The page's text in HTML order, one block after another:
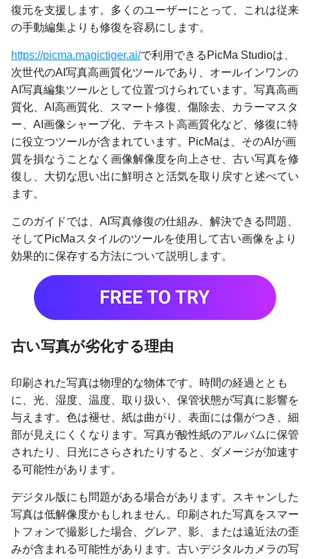
復元を支援します。多くのユーザーにとって、これは従来
の手動編集よりも修復を容易にします。
https://picma.magictiger.ai/で利用できるPicMa Studioは、
次世代のAI写真高画質化ツールであり、オールインワンの
AI写真編集ツールとして位置づけられています。写真高画
質化、AI高画質化、スマート修復、傷除去、カラーマスタ
ー、AI画像シャープ化、テキスト高画質化など、修復に特
に役立つツールが含まれています。PicMaは、そのAIが画
質を損なうことなく画像解像度を向上させ、古い写真を修
復し、大切な思い出に鮮明さと活気を取り戻すと述べてい
ます。
このガイドでは、AI写真修復の仕組み、解決できる問題、
そしてPicMaスタイルのツールを使用して古い画像をより
効果的に保存する方法について説明します。
古い写真が劣化する理由
印刷された写真は物理的な物体です。時間の経過ととも
に、光、湿度、温度、取り扱い、保管状態が写真に影響を
与えます。色は褪せ、紙は曲がり、表面には傷がつき、細
部が見えにくくなります。写真が酸性紙のアルバムに保管
されたり、日光にさらされたりすると、ダメージが加速す
る可能性があります。
デジタル版にも問題がある場合があります。スキャンした
写真は低解像度かもしれません。印刷された写真をスマー
トフォンで撮影した場合、グレア、影、または遠近法の歪
みが含まれる可能性があります。古いデジタルカメラの写